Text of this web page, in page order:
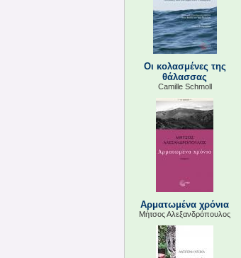
Οι κολασμένες της
θάλασσας
Camille Schmoll
Αρματωμένα χρόνια
Μήτσος Αλεξανδρόπουλος